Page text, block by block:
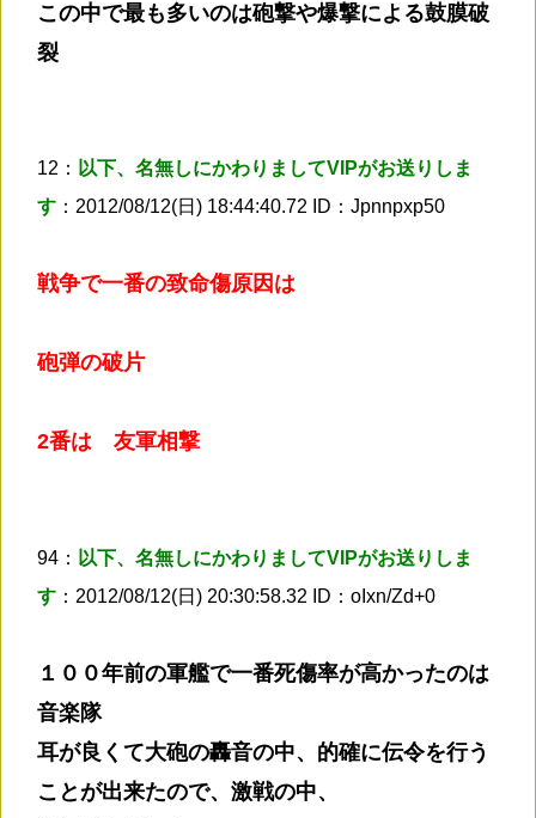
この中で最も多いのは砲撃や爆撃による鼓膜破
裂
12： 以下、名無しにかわりましてVIPがお送りしま
す ：2012/08/12(日) 18:44:40.72 ID：Jpnnpxp50
戦争で一番の致命傷原因は
砲弾の破片
2番は 友軍相撃
94： 以下、名無しにかわりましてVIPがお送りしま
す ：2012/08/12(日) 20:30:58.32 ID：oIxn/Zd+0
１００年前の軍艦で一番死傷率が高かったのは
音楽隊
耳が良くて大砲の轟音の中、的確に伝令を行う
ことが出来たので、激戦の中、